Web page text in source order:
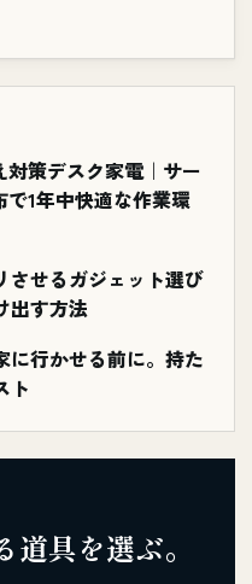
策デスク家電｜サー
1年中快適な作業環
させるガジェット選び
出す方法
に行かせる前に。持た
ト
具を選ぶ。